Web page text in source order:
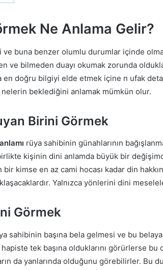
Ne Anlama Gelir?
buna benzer olumlu durumlar içinde
ve bilmeden duayı okumak zorunda
en doğru bilgiyi elde etmek içine n ufak
beklediğini anlamak mümkün olur.
Birini Görmek
rüya sahibinin günahlarının
kişinin dini anlamda büyük bir
kimse en az cami hocası kadar din
Yalnızca yönlerini dini
Görmek
sahibinin başına bela gelmesi ve bu
tek başına olduklarını görürlerse
da yanlarında olduğunu görebilirler. Bu